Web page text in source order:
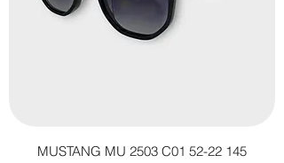
MUSTANG MU 2503 C01 52-22 145